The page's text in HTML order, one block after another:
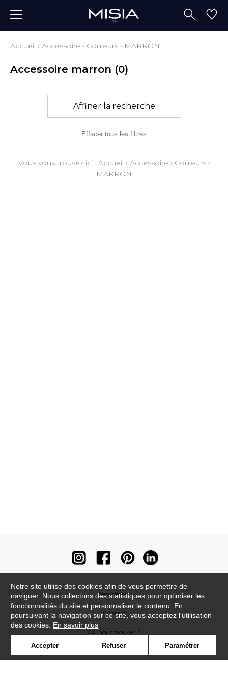
Accueil › Accessoire › Couleurs › MARRON
Accessoire marron (0)
Affiner la recherche
Effacer tous les filtres
Vous vous trouvez ici : Accueil › Accessoire › Couleurs›
MARRON
Newsletter
Contact
Où nous trouver ?
Notre site utilise des cookies afin de vous permettre de
naviguer. Nous collectons des statistiques pour optimiser les
fonctionnalités du site et personnaliser le contenu. En
poursuivant la navigation sur ce site, vous acceptez l'utilisation
des cookies. En savoir plus
Accepter Refuser Paramétrer